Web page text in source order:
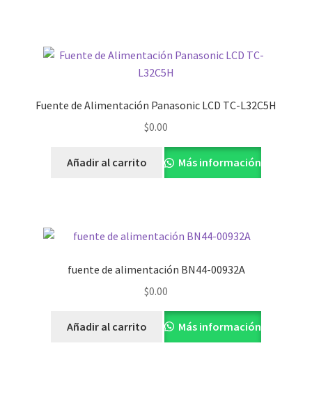
Fuente de Alimentación Panasonic LCD TC-L32C5H
$0.00
Añadir al carrito Más información
fuente de alimentación BN44-00932A
$0.00
Añadir al carrito Más información